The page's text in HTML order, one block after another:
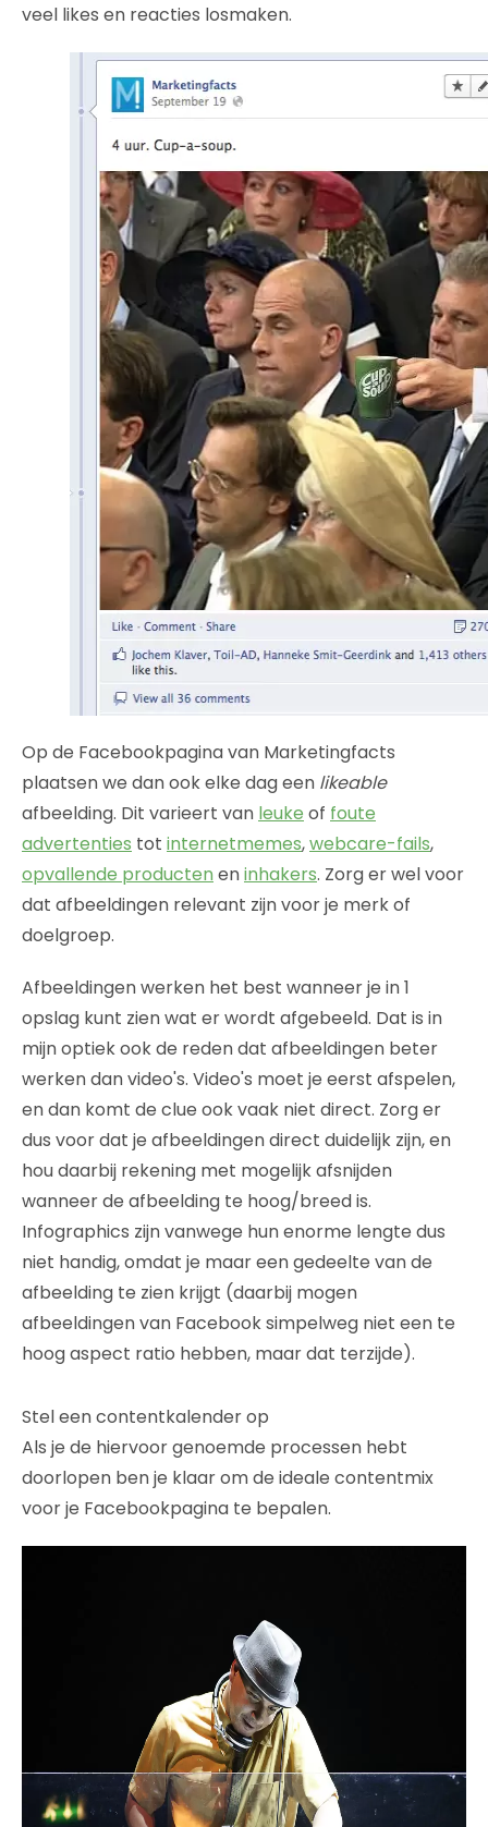
veel likes en reacties losmaken.
Op de Facebookpagina van Marketingfacts
plaatsen we dan ook elke dag een likeable
afbeelding. Dit varieert van leuke of foute
advertenties tot internetmemes,webcare-fails,
opvallende producten eninhakers. Zorg er wel voor
dat afbeeldingen relevant zijn voor je merk of
doelgroep.
Afbeeldingen werken het best wanneer je in 1
opslag kunt zien wat er wordt afgebeeld. Dat is in
mijn optiek ook de reden dat afbeeldingen beter
werken dan video's. Video's moet je eerst afspelen,
en dan komt de clue ook vaak niet direct. Zorg er
dus voor dat je afbeeldingen direct duidelijk zijn, en
hou daarbij rekening met mogelijk afsnijden
wanneer de afbeelding te hoog/breed is.
Infographics zijn vanwege hun enorme lengte dus
niet handig, omdat je maar een gedeelte van de
afbeelding te zien krijgt (daarbij mogen
afbeeldingen van Facebook simpelweg niet een te
hoog aspect ratio hebben, maar dat terzijde).
Stel een contentkalender op
Als je de hiervoor genoemde processen hebt
doorlopen ben je klaar om de ideale contentmix
voor je Facebookpagina te bepalen.